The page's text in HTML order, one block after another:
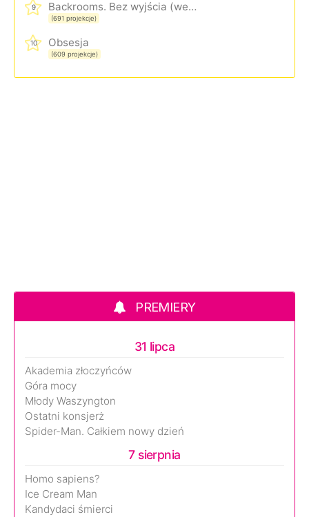
9 Backrooms. Bez wyjścia (wersja rozszerzona)
(691 projekcje)
10 Obsesja
(609 projekcje)
PREMIERY
31 lipca
Akademia złoczyńców
Góra mocy
Młody Waszyngton
Ostatni konsjerż
Spider-Man. Całkiem nowy dzień
7 sierpnia
Homo sapiens?
Ice Cream Man
Kandydaci śmierci